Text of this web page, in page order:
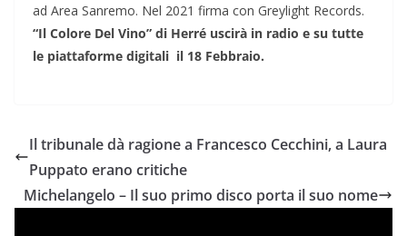
ad Area Sanremo. Nel 2021 firma con Greylight Records.
“Il Colore Del Vino” di Herré uscirà in radio e su tutte
le piattaforme digitali il 18 Febbraio.
Il tribunale dà ragione a Francesco Cecchini, a Laura
Puppato erano critiche
Michelangelo – Il suo primo disco porta il suo nome